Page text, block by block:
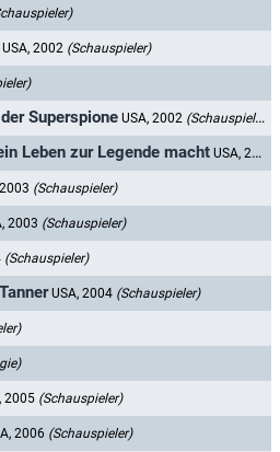
USA, 2002 (Schauspieler)
Superspione USA, 2002 (Schauspieler)
Leben zur Legende macht USA, 2003
(Schauspieler)
2003 (Schauspieler)
(Schauspieler)
USA, 2004 (Schauspieler)
2005 (Schauspieler)
2006 (Schauspieler)